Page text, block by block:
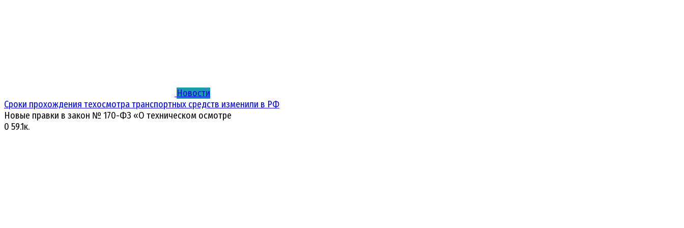
Новости
Сроки прохождения техосмотра транспортных средств изменили в РФ
Новые правки в закон № 170-ФЗ «О техническом осмотре
0 59.1к.